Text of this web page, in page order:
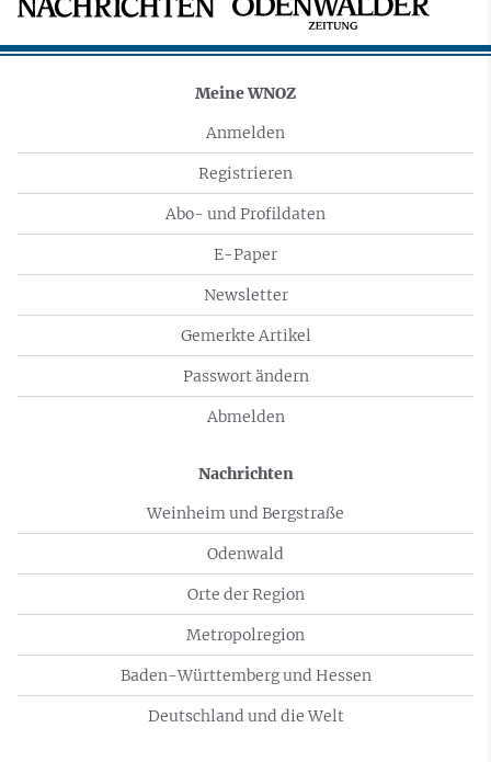
Meine WNOZ
Anmelden
Registrieren
Abo- und Profildaten
E-Paper
Newsletter
Gemerkte Artikel
Passwort ändern
Abmelden
Nachrichten
Weinheim und Bergstraße
Odenwald
Orte der Region
Metropolregion
Baden-Württemberg und Hessen
Deutschland und die Welt